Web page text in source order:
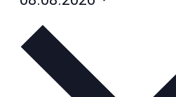
wählen.